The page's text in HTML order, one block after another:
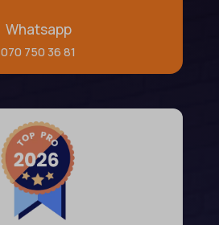
Whatsapp
070 750 36 81